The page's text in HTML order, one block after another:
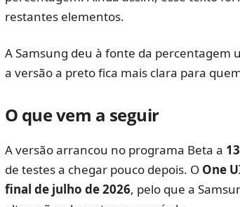
restantes elementos.
A Samsung deu à fonte da percentagem
a versão a preto fica mais clara para
O que vem a seguir
A versão arrancou no programa Beta a
de testes a chegar pouco depois. O One
final de julho de 2026, pelo que a